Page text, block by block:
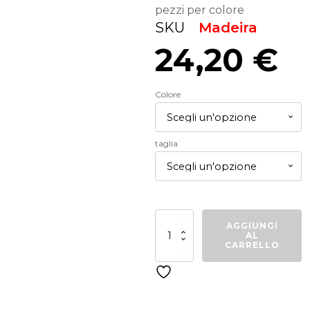
pezzi per colore
SKU Madeira
24,20 €
Colore
taglia
Madeira
quantità
AGGIUNGI
AL
CARRELLO